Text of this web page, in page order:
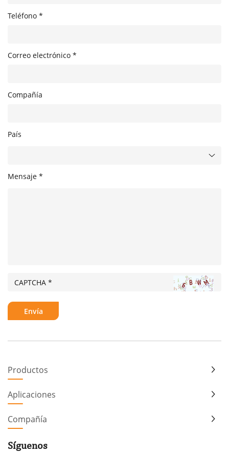
Teléfono *
Correo electrónico *
Compañía
País
Mensaje *
Síguenos
Productos
Aplicaciones
Compañía